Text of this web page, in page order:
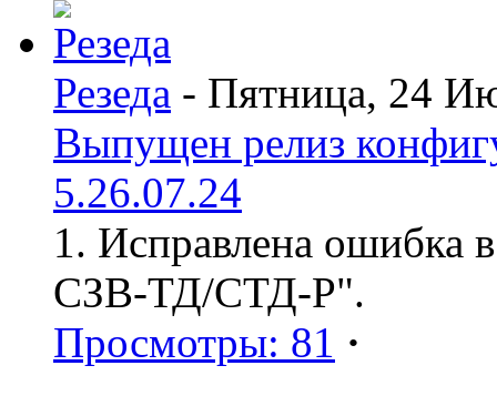
Резеда - Пятница, 24
Выпущен релиз
5.26.07.24
1. Исправлена ошибка
СЗВ-ТД/СТД-Р".
Просмотры: 81 ·